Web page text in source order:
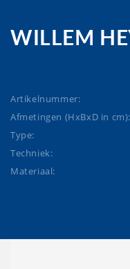
WILLEM
Artikelnummer:
Afmetingen (HxBxD in cm):
Type:
Techniek:
Materiaal: